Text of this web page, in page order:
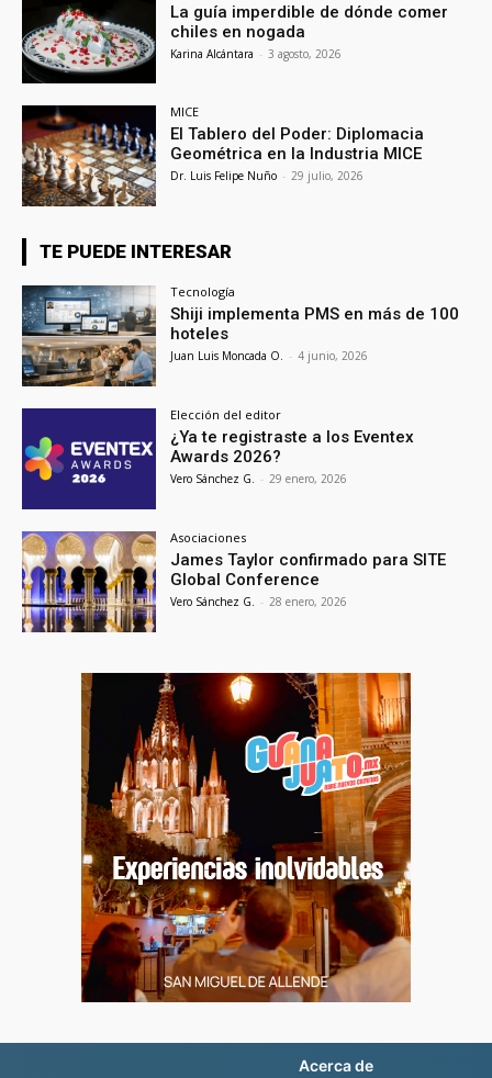
La guía imperdible de dónde comer
chiles en nogada
Karina Alcántara - 3 agosto, 2026
MICE
El Tablero del Poder: Diplomacia
Geométrica en la Industria MICE
Dr. Luis Felipe Nuño - 29 julio, 2026
TE PUEDE INTERESAR
Tecnología
Shiji implementa PMS en más de 100
hoteles
Juan Luis Moncada O. - 4 junio, 2026
Elección del editor
¿Ya te registraste a los Eventex
Awards 2026?
Vero Sánchez G. - 29 enero, 2026
Asociaciones
James Taylor confirmado para SITE
Global Conference
Vero Sánchez G. - 28 enero, 2026
Acerca de